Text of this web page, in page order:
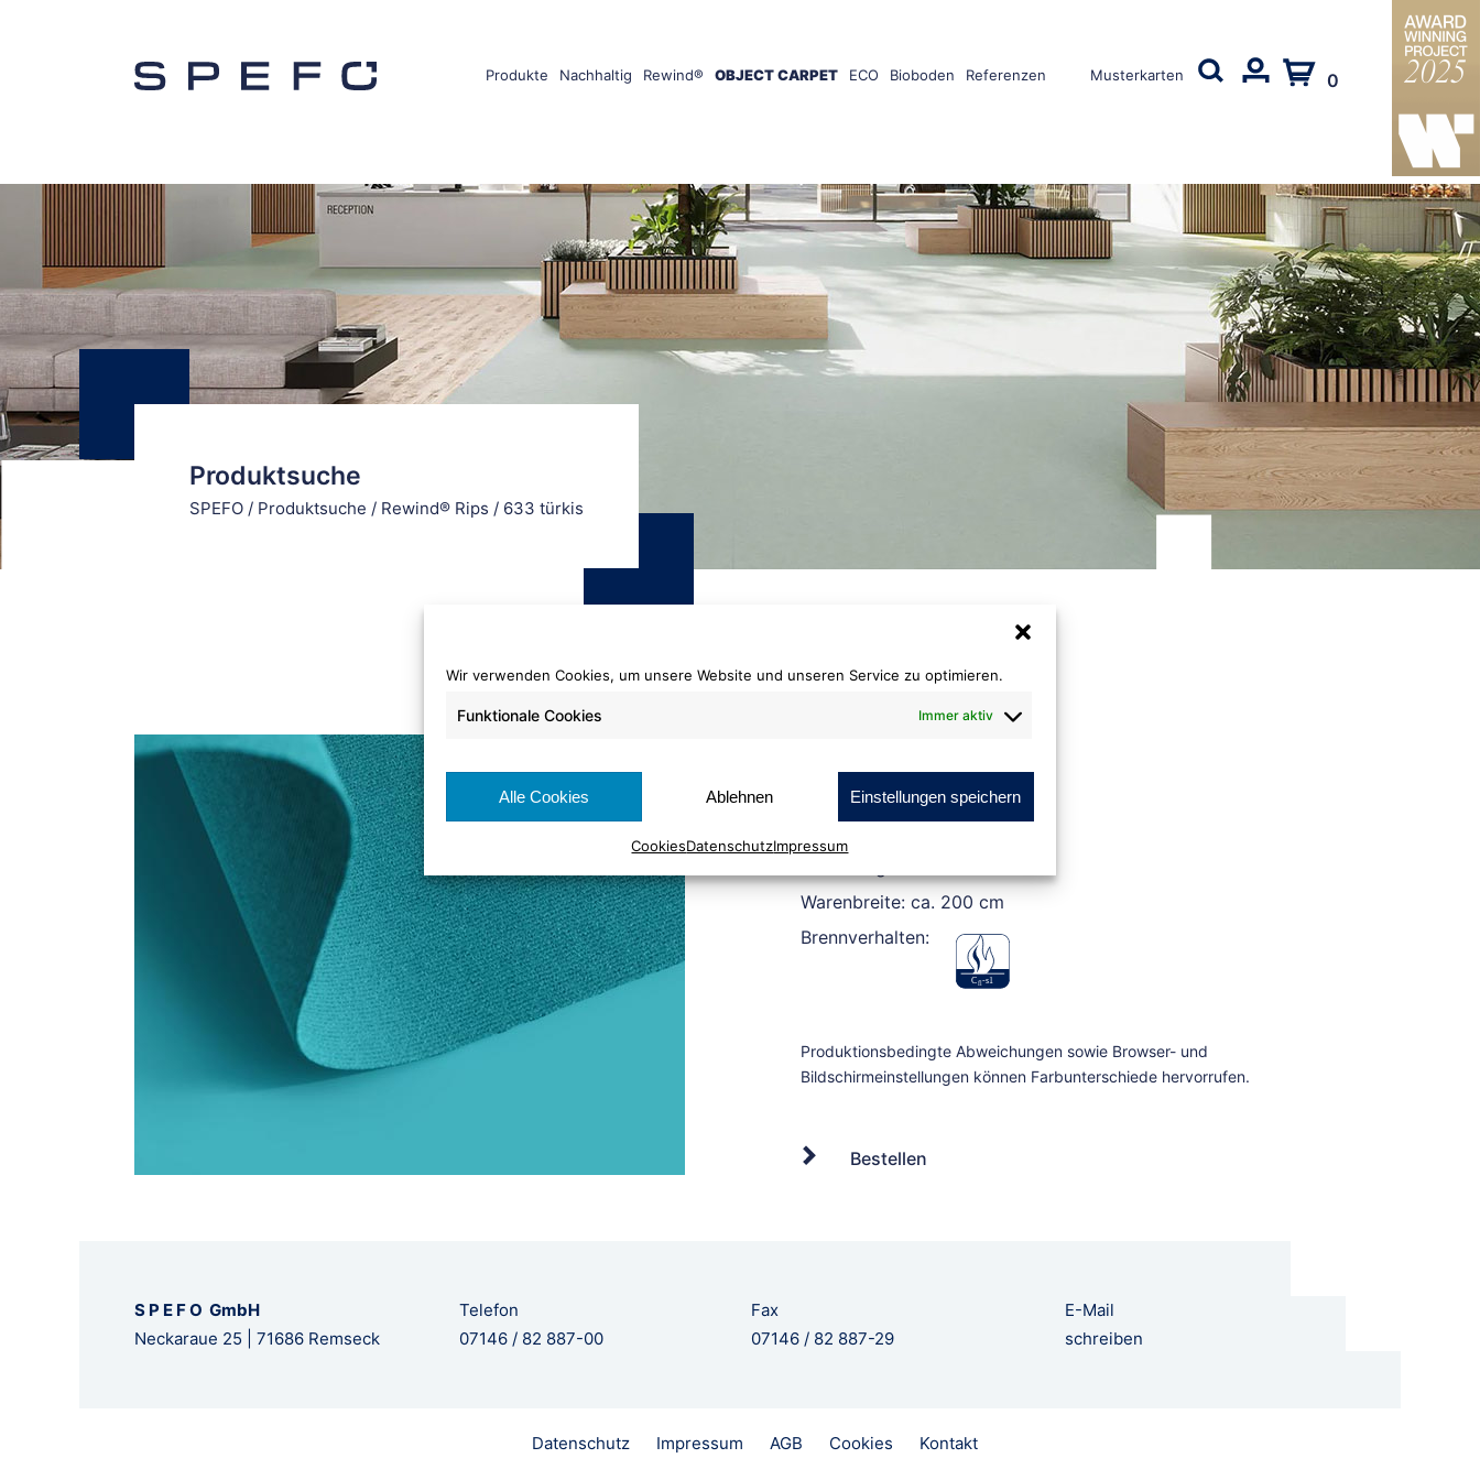
Wir verwenden Cookies, um unsere Website und unseren Service zu optimieren.
Funktionale Cookies Immer aktiv
Alle Cookies Ablehnen Einstellungen speichern
CookiesDatenschutzImpressum
Produkte Nachhaltig Rewind® OBJECT CARPET ECO Bioboden Referenzen Musterkarten 0
Produktsuche
SPEFO / Produktsuche / Rewind® Rips / 633 türkis
633 türkis
Warenbreite: ca. 200 cm
Brennverhalten:
Bestellen
S P E F O GmbH
Neckaraue 25 | 71686 Remseck
Telefon
07146 / 82 887-00
Fax
07146 / 82 887-29
E-Mail
schreiben
Datenschutz Impressum AGB Cookies Kontakt